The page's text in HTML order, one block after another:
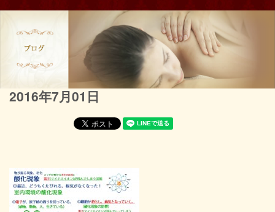
2016年7月01日